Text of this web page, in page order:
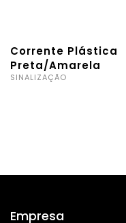
Corrente Plástica
Preta/Amarela
SINALIZAÇÃO
Empresa